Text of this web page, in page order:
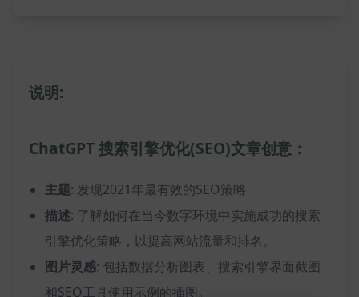
说明:
ChatGPT 搜索引擎优化(SEO)文章创意：
主题: 发现2021年最有效的SEO策略
描述: 了解如何在当今数字环境中实施成功的搜索
引擎优化策略，以提高网站流量和排名。
图片灵感: 包括数据分析图表、搜索引擎界面截图
和SEO工具使用示例的插图。